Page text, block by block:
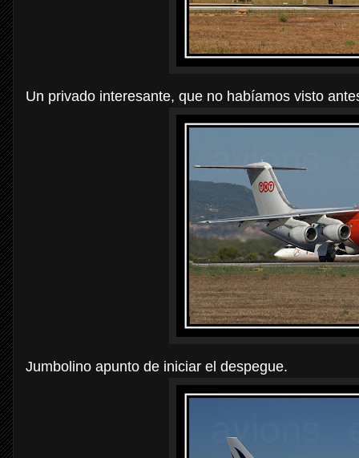
Un privado interesante, que no habíamos visto
Jumbolino apunto de iniciar el despegue.